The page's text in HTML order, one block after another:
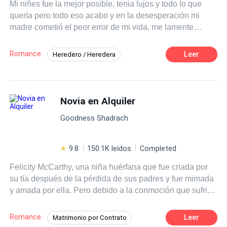
Mi niñes fue la mejor posible, tenia lujos y todo lo que
quería pero todo eso acabo y en la desesperación mi
madre cometió el peor error de mi vida, me lamente
este charco de lodo.
Romance Heredero / Heredera Leer
Novia en Alquiler
Goodness Shadrach
9.8 150.1K leídos Completed
Felicity McCarthy, una niña huérfana que fue criada por
su tía después de la pérdida de sus padres y fue mimada
y amada por ella. Pero debido a la conmoción que sufrió
veinticuatro años. Raymond Baldwin, un hombre de
Romance Matrimonio por Contrato Leer